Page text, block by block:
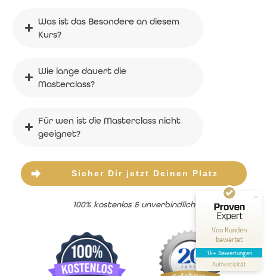
Was ist das Besondere an diesem
Kurs?
Wie lange dauert die
Masterclass?
Für wen ist die Masterclass nicht
geeignet?
Sicher Dir jetzt Deinen Platz
100% kostenlos & unverbindlich
Von Kunden
bewertet
1k+ Bewertungen
Authentizität
Markus Asano - Dein Inneres Kind heilen
Empfehlungen auf
ProvenExpert.com
4,82 / 5,00
258
Bewertungen auf
ProvenExpert.com
975
Blick aufs ProvenExpert-Profil werfen
13.7.2026